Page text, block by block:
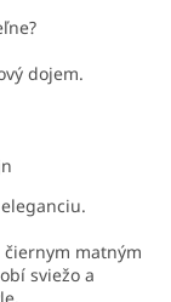
dojem.
matným
sviežo a